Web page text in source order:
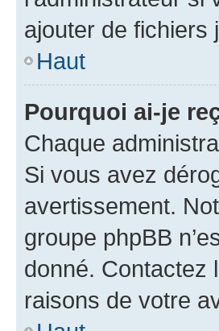
ajouter de fichiers
Haut
Pourquoi ai-je
Chaque
Si vous avez
avertissement.
groupe phpBB
donné. Contactez
raisons de votre